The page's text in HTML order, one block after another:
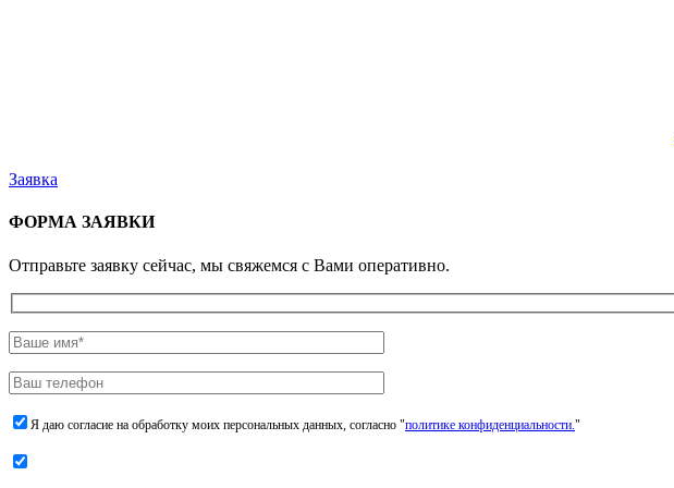
Заявка
ФОРМА ЗАЯВКИ
Отправьте заявку сейчас, мы свяжемся с Вами оперативно.
Я даю согласие на обработку моих персональных данных, согласно "политике конфиденциальности."